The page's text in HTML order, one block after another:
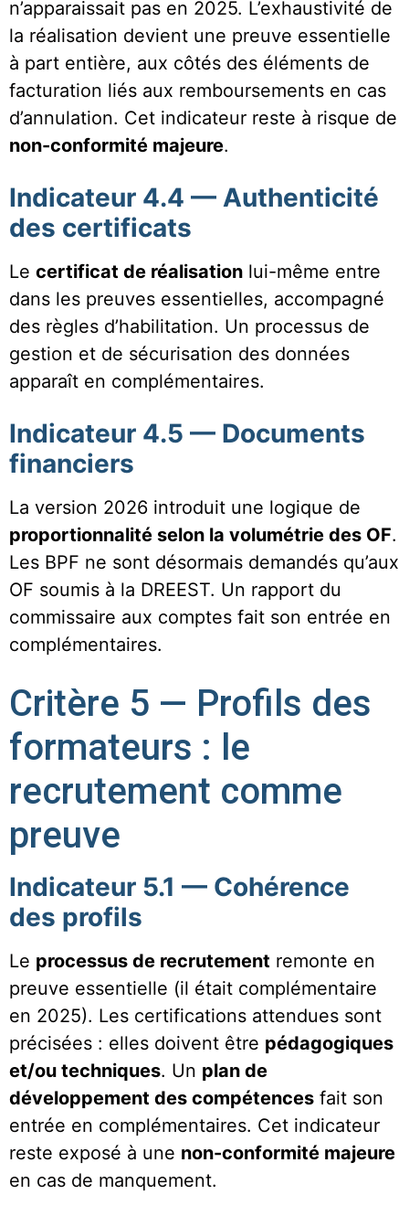
n’apparaissait pas en 2025. L’exhaustivité de
la réalisation devient une preuve essentielle
à part entière, aux côtés des éléments de
facturation liés aux remboursements en cas
d’annulation. Cet indicateur reste à risque de
non-conformité majeure.
Indicateur 4.4 — Authenticité
des certificats
Le certificat de réalisation lui-même entre
dans les preuves essentielles, accompagné
des règles d’habilitation. Un processus de
gestion et de sécurisation des données
apparaît en complémentaires.
Indicateur 4.5 — Documents
financiers
La version 2026 introduit une logique de
proportionnalité selon la volumétrie des OF.
Les BPF ne sont désormais demandés qu’aux
OF soumis à la DREEST. Un rapport du
commissaire aux comptes fait son entrée en
complémentaires.
Critère 5 — Profils des
formateurs : le
recrutement comme
preuve
Indicateur 5.1 — Cohérence
des profils
Le processus de recrutement remonte en
preuve essentielle (il était complémentaire
en 2025). Les certifications attendues sont
précisées : elles doivent être pédagogiques
et/ou techniques. Un plan de
développement des compétences fait son
entrée en complémentaires. Cet indicateur
reste exposé à une non-conformité majeure
en cas de manquement.